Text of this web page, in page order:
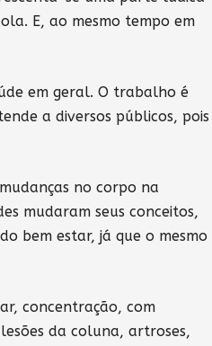
E, ao mesmo tempo em
em geral. O trabalho é
a diversos públicos, pois
no corpo na
mudaram seus conceitos,
bem estar, já que o mesmo
concentração, com
da coluna, artroses,